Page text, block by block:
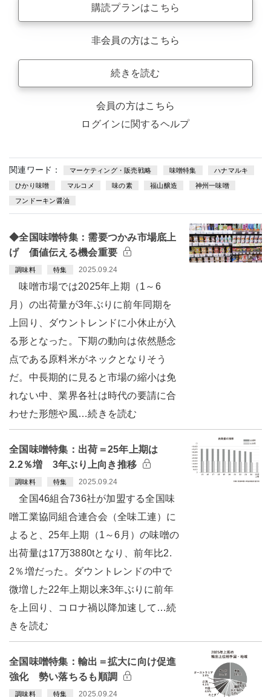
購読プランはこちら
非会員の方はこちら
続きを読む
会員の方はこちら
ログインに関するヘルプ
関連ワード： マーケティング・販売戦略 味噌特集 ハナマルキ
ひかり味噌 マルコメ 味の素 福山醸造 神州一味噌
フンドーキン醤油
◆全国味噌特集：需要つかみ市場底上
げ 価値伝える機会重要
調味料 特集 2025.09.24
味噌市場では2025年上期（1～6
月）の出荷量が3年ぶりに前年同期を
上回り、ダウントレンドに小休止が入
る形となった。下期の動向は依然懸念
点である原料米がネックとなりそう
だ。中長期的に見ると市場の縮小は免
れない中、業界各社は時代の要請に合
わせた形態や風…続きを読む
全国味噌特集：出荷＝25年上期は
2.2％増 3年ぶり上向き推移
調味料 特集 2025.09.24
全国46組合736社が加盟する全国味
噌工業協同組合連合会（全味工連）に
よると、25年上期（1～6月）の味噌の
出荷量は17万3880tとなり、前年比2.
2％増だった。ダウントレンドの中で
微増した22年上期以来3年ぶりに前年
を上回り、コロナ禍以降加速して…続
きを読む
全国味噌特集：輸出＝拡大に向け促進
強化 勢い落ちるも順調
調味料 特集 2025.09.24